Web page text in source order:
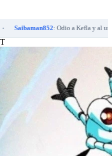
: Odio a Kefla y al universo 2 •